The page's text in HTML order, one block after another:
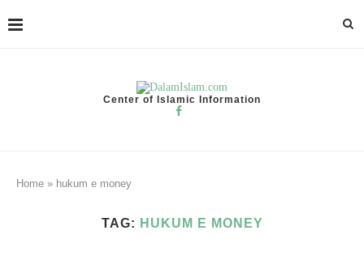
Center of Islamic Information
Home » hukum e money
TAG: HUKUM E MONEY